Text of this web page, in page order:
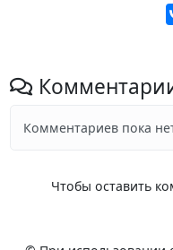
Комментариев пока
Чтобы оставить